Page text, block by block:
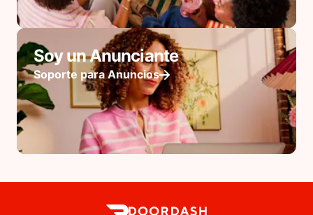
Soy un Anunciante
Soporte para Anuncios